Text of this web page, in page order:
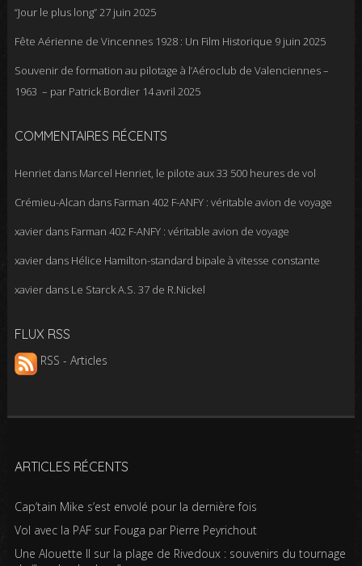
“Jour le plus long”27 juin 2025
Fête Aérienne de Vincennes 1928 : Un Film Historique 9 juin 2025
Souvenir de formation au pilotage à l’Aéroclub de Valenciennes –
1963 – par Patrick Bordier 14 avril 2025
COMMENTAIRES RÉCENTS
Henrietdans Marcel Henriet, le pilote aux 33 500 heures de vol
Crémieu-Alcan dans Farman 402 F-ANFY : véritable avion de voyage
xavierdans Farman 402 F-ANFY : véritable avion de voyage
xavierdans Hélice Hamilton-standard bipale à vitesse constante
xavierdans Le Starck A.S. 37 de R.Nickel
FLUX RSS
RSS - Articles
ARTICLES RÉCENTS
Cap’tain Mike s’est envolé pour la dernière fois
Vol avec la PAF sur Fouga par Pierre Peyrichout
Une Alouette II sur la plage de Rivedoux : souvenirs du tournage